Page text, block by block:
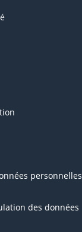
personnelles
des données